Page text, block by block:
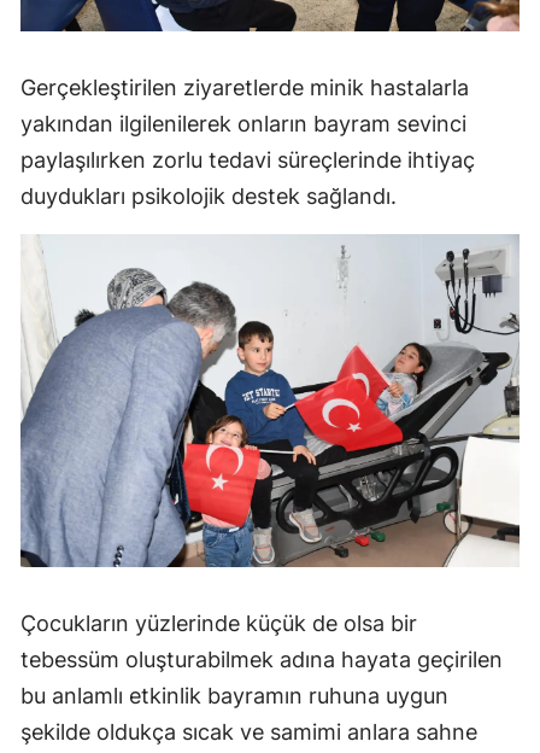
Kırşehir
Kocaeli
Konya
Kütahya
Malatya
Kahramanmaraş
Mardin
Muğla
Muş
Nevşehir
Ordu
Rize
Sakarya
Gerçekleştirilen ziyaretlerde minik hastalarla
yakından ilgilenilerek onların bayram sevinci
paylaşılırken zorlu tedavi süreçlerinde ihtiyaç
duydukları psikolojik destek sağlandı.
Çocukların yüzlerinde küçük de olsa bir
tebessüm oluşturabilmek adına hayata geçirilen
bu anlamlı etkinlik bayramın ruhuna uygun
şekilde oldukça sıcak ve samimi anlara sahne